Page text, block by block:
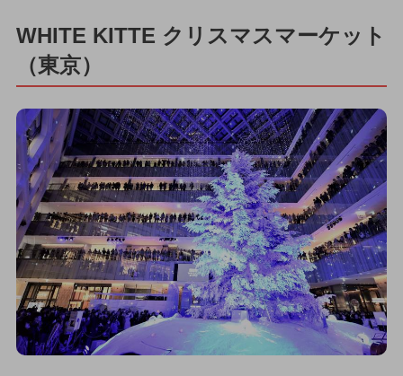
WHITE KITTE クリスマスマーケット
（東京）